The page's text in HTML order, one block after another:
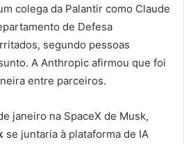
colega da Palantir como Claude
de Defesa
segundo pessoas
A Anthropic afirmou que foi
entre parceiros.
janeiro na SpaceX de Musk,
se juntaria à plataforma de IA